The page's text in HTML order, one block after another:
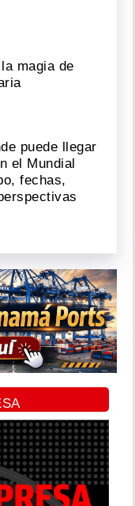
magia de
puede llegar
el Mundial
fechas,